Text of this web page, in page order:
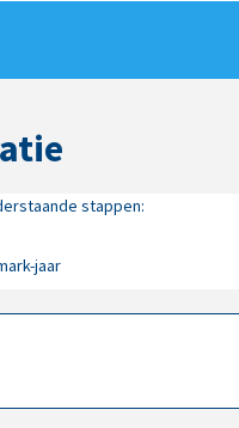
stappen:
jaar